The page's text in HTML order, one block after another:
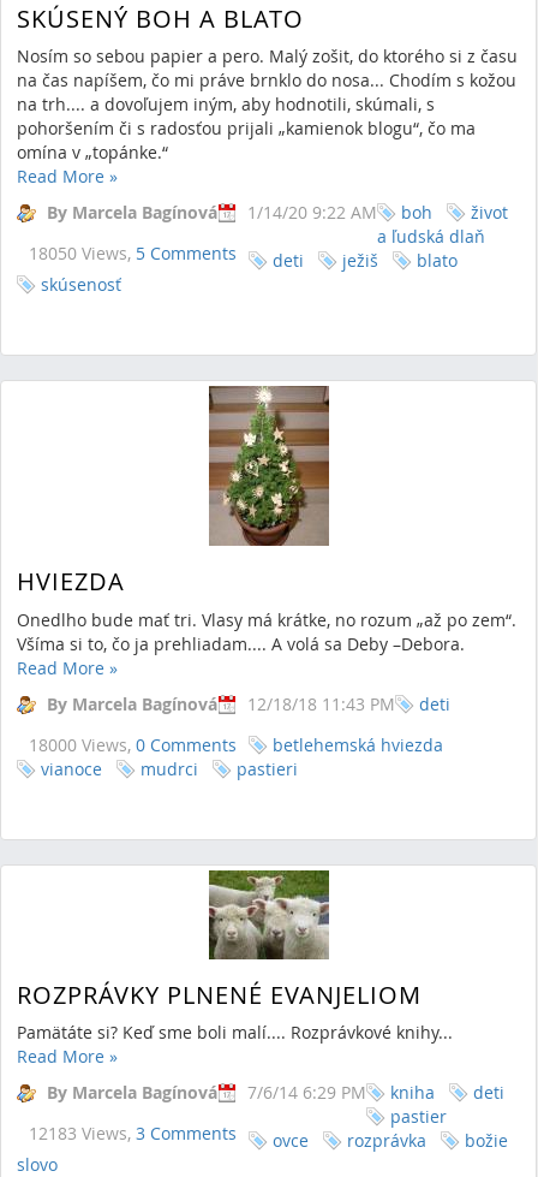
SKÚSENÝ BOH A BLATO
Nosím so sebou papier a pero. Malý zošit, do ktorého si z času
na čas napíšem, čo mi práve brnklo do nosa... Chodím s kožou
na trh.... a dovoľujem iným, aby hodnotili, skúmali, s
pohoršením či s radosťou prijali „kamienok blogu“, čo ma
omína v „topánke.“
Read More »
By Marcela Bagínová
1/14/20 9:22 AM
18050 Views, 5 Comments
boh
život
a ľudská dlaň
deti
ježiš
blato
skúsenosť
HVIEZDA
Onedlho bude mať tri. Vlasy má krátke, no rozum „až po zem“.
Všíma si to, čo ja prehliadam.... A volá sa Deby –Debora.
Read More »
By Marcela Bagínová
12/18/18 11:43 PM
18000 Views, 0 Comments
deti
betlehemská hviezda
vianoce
mudrci pastieri
ROZPRÁVKY PLNENÉ EVANJELIOM
Pamätáte si? Keď sme boli malí.... Rozprávkové knihy...
Read More »
By Marcela Bagínová
7/6/14 6:29 PM
12183 Views, 3 Comments
kniha
deti
pastier
ovce
rozprávka
božie
slovo